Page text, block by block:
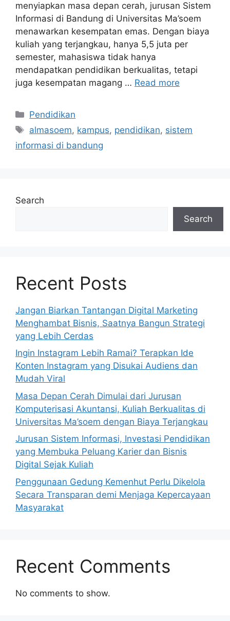
menyiapkan masa depan cerah, jurusan Sistem
Informasi di Bandung di Universitas Ma’soem
menawarkan kesempatan emas. Dengan biaya
kuliah yang terjangkau, hanya 5,5 juta per
semester, mahasiswa tidak hanya
mendapatkan pendidikan berkualitas, tetapi
juga kesempatan magang … Read more
Categories
Pendidikan
Tags
almasoem, kampus, pendidikan, sistem
informasi di bandung
Search
Search
Recent Posts
Jangan Biarkan Tantangan Digital Marketing
Menghambat Bisnis, Saatnya Bangun Strategi
yang Lebih Cerdas
Ingin Instagram Lebih Ramai? Terapkan Ide
Konten Instagram yang Disukai Audiens dan
Mudah Viral
Masa Depan Cerah Dimulai dari Jurusan
Komputerisasi Akuntansi, Kuliah Berkualitas di
Universitas Ma’soem dengan Biaya Terjangkau
Jurusan Sistem Informasi, Investasi Pendidikan
yang Membuka Peluang Karier dan Bisnis
Digital Sejak Kuliah
Penggunaan Gedung Kemenhut Perlu Dikelola
Secara Transparan demi Menjaga Kepercayaan
Masyarakat
Recent Comments
No comments to show.